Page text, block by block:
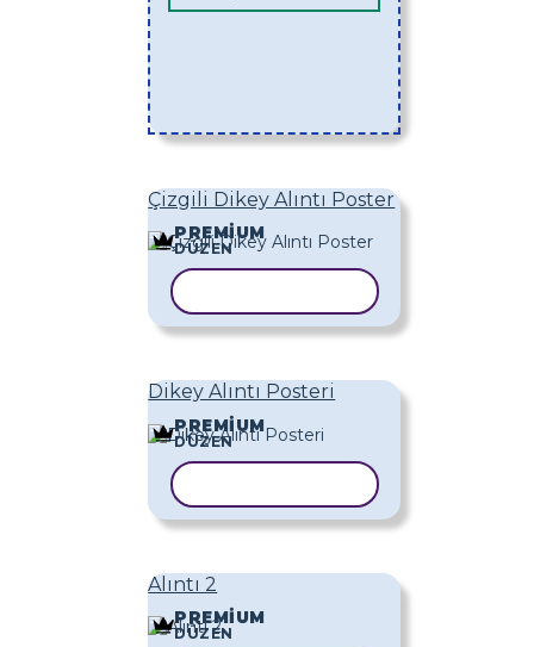
Çizgili Dikey Alıntı Poster
PREMIUM
DÜZEN
Dikey Alıntı Posteri
PREMIUM
DÜZEN
Alıntı 2
PREMIUM
DÜZEN